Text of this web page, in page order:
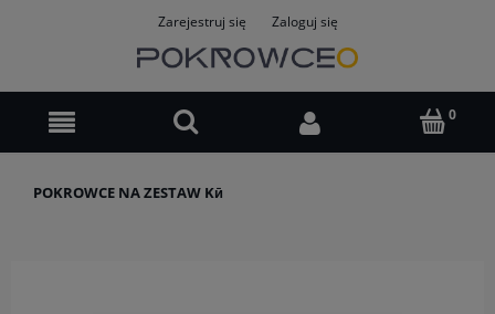
Zarejestruj się Zaloguj się
POKROWCE NA ZESTAW Kӣ